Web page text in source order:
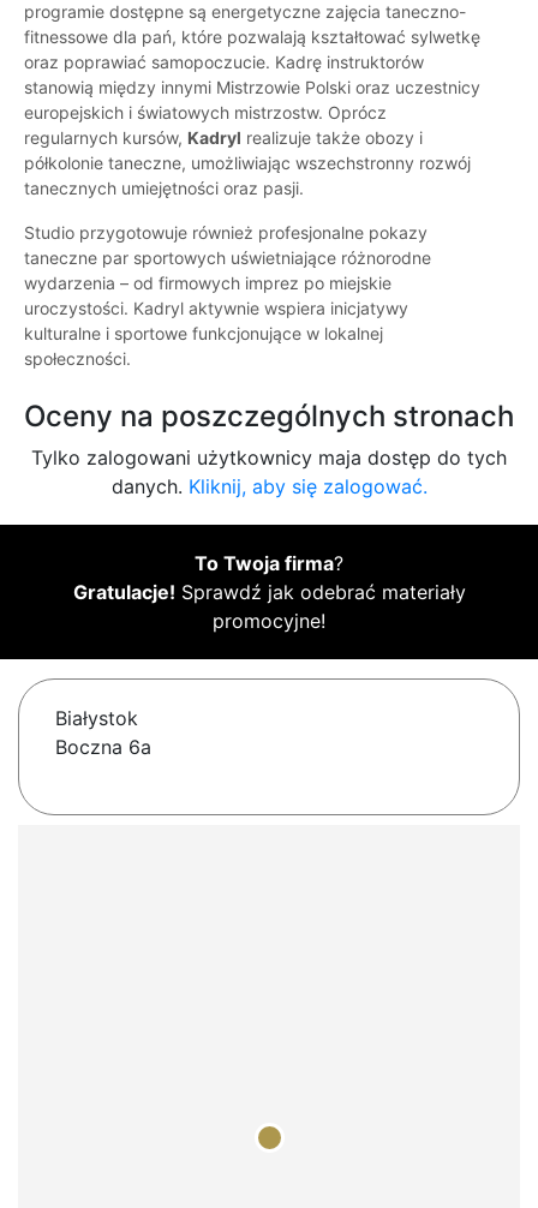
programie dostępne są energetyczne zajęcia taneczno-
fitnessowe dla pań, które pozwalają kształtować sylwetkę
oraz poprawiać samopoczucie. Kadrę instruktorów
stanowią między innymi Mistrzowie Polski oraz uczestnicy
europejskich i światowych mistrzostw. Oprócz
regularnych kursów, Kadryl realizuje także obozy i
półkolonie taneczne, umożliwiając wszechstronny rozwój
tanecznych umiejętności oraz pasji.
Studio przygotowuje również profesjonalne pokazy
taneczne par sportowych uświetniające różnorodne
wydarzenia – od firmowych imprez po miejskie
uroczystości. Kadryl aktywnie wspiera inicjatywy
kulturalne i sportowe funkcjonujące w lokalnej
społeczności.
Oceny na poszczególnych stronach
Tylko zalogowani użytkownicy maja dostęp do tych
danych. Kliknij, aby się zalogować.
To Twoja firma?
Gratulacje! Sprawdź jak odebrać materiały
promocyjne!
Białystok
Boczna 6a